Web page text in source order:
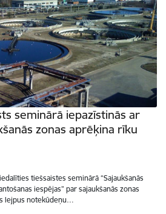
seminārā iepazīstinās ar
zonas aprēķina rīku
tiešsaistes seminārā “Sajaukšanās
iespējas” par sajaukšanās zonas
lejpus notekūdeņu…